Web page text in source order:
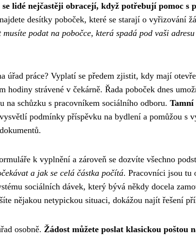
lidé nejčastěji obracejí, když potřebují pomoc s
desítky poboček, které se starají o vyřizování
musíte podat na pobočce, která spadá pod vaši
úřad práce? Vyplatí se předem zjistit, kdy mají
hodiny strávené v čekárně. Řada poboček dnes
schůzku s pracovníkem sociálního odboru. Tamní
podmínky příspěvku na bydlení a pomůžou s
k vyplnění a zároveň se dozvíte všechno
a jak se celá částka počítá. Pracovníci jsou tu
sociálních dávek, který bývá někdy docela
nějakou netypickou situaci, dokážou najít řešení
osobně. Žádost můžete poslat klasickou poštou